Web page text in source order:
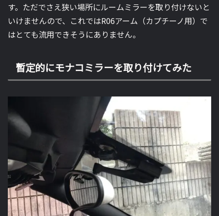
す。ただでさえ狭い場所にルームミラーを取り付けないと
いけませんので、これではR06アーム（カプチーノ用）で
はとても流用できそうにありません。
暫定的にモナコミラーを取り付けてみた